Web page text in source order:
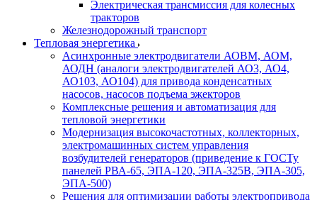
Электрическая трансмиссия для колесных
тракторов
Железнодорожный транспорт
Тепловая энергетика
Асинхронные электродвигатели АОВМ, АОМ,
АОДН (аналоги электродвигателей АО3, АО4,
АО103, АО104) для привода конденсатных
насосов, насосов подъема эжекторов
Комплексные решения и автоматизация для
тепловой энергетики
Модернизация высокочастотных, коллекторных,
электромашинных систем управления
возбудителей генераторов (приведение к ГОСТу
панелей РВА-65, ЭПА-120, ЭПА-325В, ЭПА-305,
ЭПА-500)
Решения для оптимизации работы электропривода